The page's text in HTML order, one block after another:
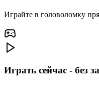
Играйте в головоломку
Играть сейчас - без